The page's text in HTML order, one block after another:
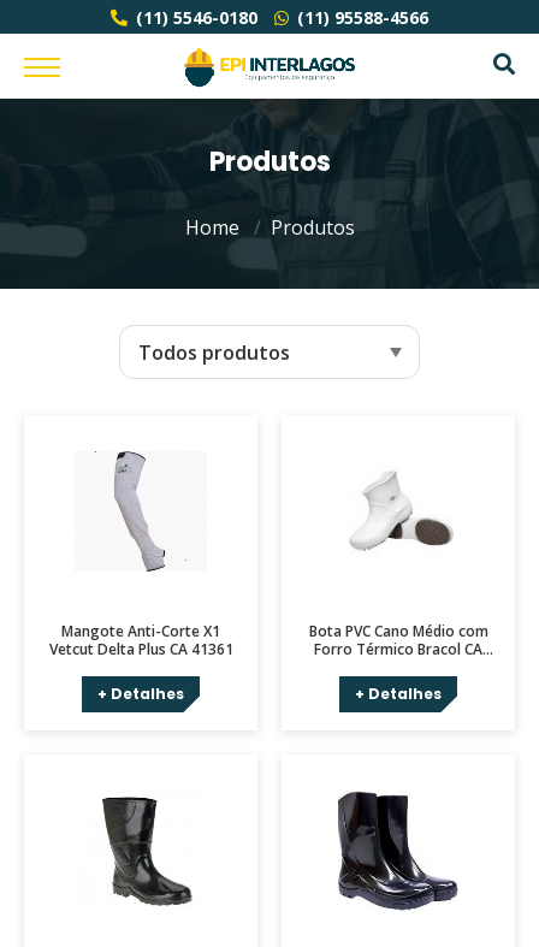
(11) 5546-0180 (11) 95588-4566
Produtos
Home Produtos
Mangote Anti-Corte X1
Vetcut Delta Plus CA 41361
+ Detalhes
Bota PVC Cano Médio com
Forro Térmico Bracol CA
+ Detalhes